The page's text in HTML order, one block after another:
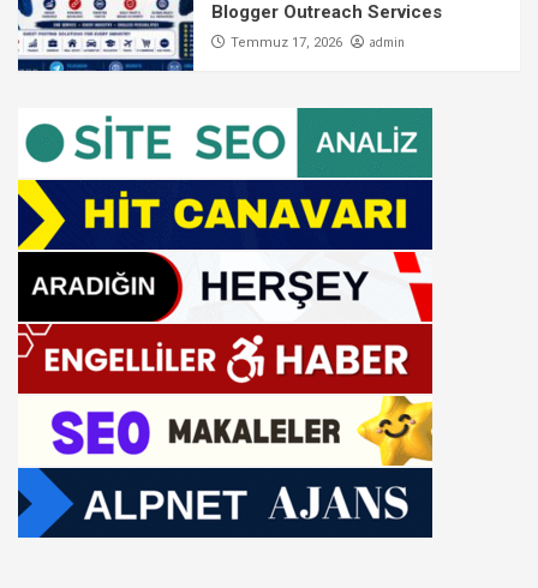
Blogger Outreach Services
Temmuz 17, 2026 admin